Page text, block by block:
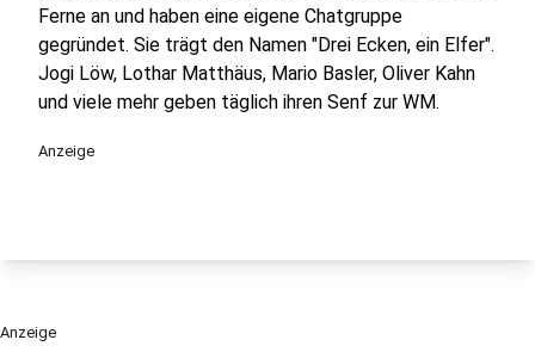
Ferne an und haben eine eigene Chatgruppe
gegründet. Sie trägt den Namen "Drei Ecken, ein Elfer".
Jogi Löw, Lothar Matthäus, Mario Basler, Oliver Kahn
und viele mehr geben täglich ihren Senf zur WM.
Anzeige
Anzeige